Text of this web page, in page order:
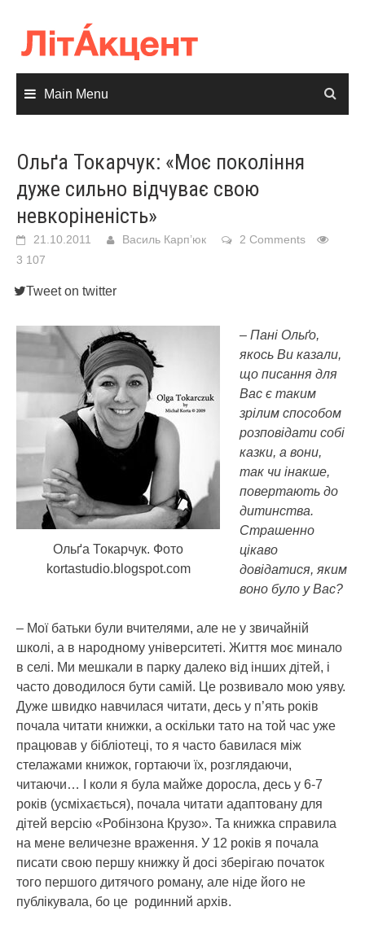
content
Main Menu
Ольґа Токарчук: «Моє покоління
дуже сильно відчуває свою
невкоріненість»
21.10.2011 Василь Карп’юк
2 Comments
3 107
Tweet on twitter
Ольґа Токарчук. Фото
kortastudio.blogspot.com
– Пані Ольґо,
якось Ви казали,
що писання для
Вас є таким
зрілим способом
розповідати собі
казки, а вони,
так чи інакше,
повертають до
дитинства.
Страшенно
цікаво
довідатися, яким
воно було у Вас?
– Мої батьки були вчителями, але не у звичайній
школі, а в народному університеті. Життя моє минало
в селі. Ми мешкали в парку далеко від інших дітей, і
часто доводилося бути самій. Це розвивало мою уяву.
Дуже швидко навчилася читати, десь у п’ять років
почала читати книжки, а оскільки тато на той час уже
працював у бібліотеці, то я часто бавилася між
стелажами книжок, гортаючи їх, розглядаючи,
читаючи… І коли я була майже доросла, десь у 6-7
років (усміхається), почала читати адаптовану для
дітей версію «Робінзона Крузо». Та книжка справила
на мене величезне враження. У 12 років я почала
писати свою першу книжку й досі зберігаю початок
того першого дитячого роману, але ніде його не
публікувала, бо це родинний архів.